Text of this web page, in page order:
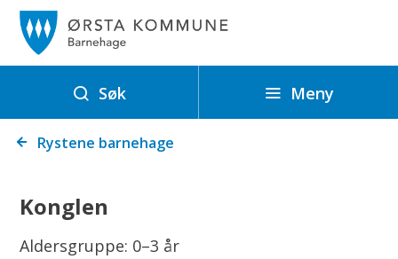
Ø
s
a
Søk Meny
Du Rystene barnehage
Konglen
Aldersgruppe: 0–3 år